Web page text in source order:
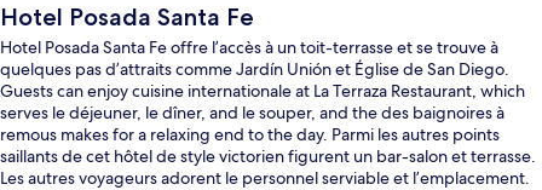
Hotel Posada Santa Fe
Hotel Posada Santa Fe offre l’accès à un toit-terrasse et se trouve à
quelques pas d’attraits comme Jardín Unión et Église de San Diego.
Guests can enjoy cuisine internationale at La Terraza Restaurant, which
serves le déjeuner, le dîner, and le souper, and the des baignoires à
remous makes for a relaxing end to the day. Parmi les autres points
saillants de cet hôtel de style victorien figurent un bar-salon et terrasse.
Les autres voyageurs adorent le personnel serviable et l’emplacement.